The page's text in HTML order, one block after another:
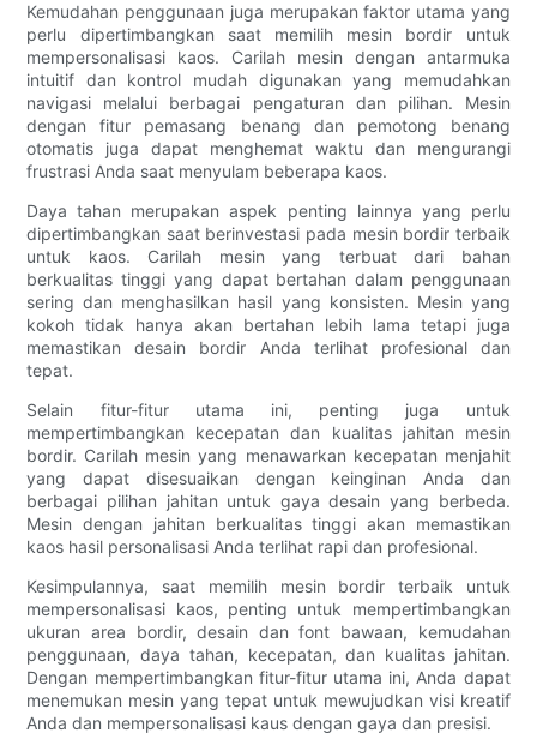
Kemudahan penggunaan juga merupakan faktor utama yang
perlu dipertimbangkan saat memilih mesin bordir untuk
mempersonalisasi kaos. Carilah mesin dengan antarmuka
intuitif dan kontrol mudah digunakan yang memudahkan
navigasi melalui berbagai pengaturan dan pilihan. Mesin
dengan fitur pemasang benang dan pemotong benang
otomatis juga dapat menghemat waktu dan mengurangi
frustrasi Anda saat menyulam beberapa kaos.
Daya tahan merupakan aspek penting lainnya yang perlu
dipertimbangkan saat berinvestasi pada mesin bordir terbaik
untuk kaos. Carilah mesin yang terbuat dari bahan
berkualitas tinggi yang dapat bertahan dalam penggunaan
sering dan menghasilkan hasil yang konsisten. Mesin yang
kokoh tidak hanya akan bertahan lebih lama tetapi juga
memastikan desain bordir Anda terlihat profesional dan
tepat.
Selain fitur-fitur utama ini, penting juga untuk
mempertimbangkan kecepatan dan kualitas jahitan mesin
bordir. Carilah mesin yang menawarkan kecepatan menjahit
yang dapat disesuaikan dengan keinginan Anda dan
berbagai pilihan jahitan untuk gaya desain yang berbeda.
Mesin dengan jahitan berkualitas tinggi akan memastikan
kaos hasil personalisasi Anda terlihat rapi dan profesional.
Kesimpulannya, saat memilih mesin bordir terbaik untuk
mempersonalisasi kaos, penting untuk mempertimbangkan
ukuran area bordir, desain dan font bawaan, kemudahan
penggunaan, daya tahan, kecepatan, dan kualitas jahitan.
Dengan mempertimbangkan fitur-fitur utama ini, Anda dapat
menemukan mesin yang tepat untuk mewujudkan visi kreatif
Anda dan mempersonalisasi kaus dengan gaya dan presisi.